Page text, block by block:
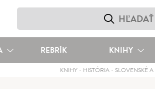
REBRÍK KNIHY
KNIHY- HISTÓRIA- SLOVENSKÉ